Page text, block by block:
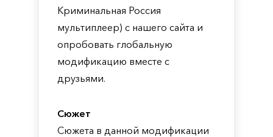
Криминальная Россия
мультиплеер) с нашего сайта и
опробовать глобальную
модификацию вместе с
друзьями.
Сюжет
Сюжета в данной модификации